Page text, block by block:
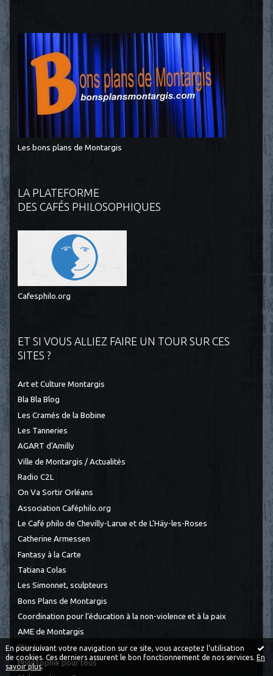
En poursuivant votre navigation sur ce site, vous acceptez l'utilisation
de cookies. Ces derniers assurent le bon fonctionnement de nos services. En
savoir plus.
Les bons plans de Montargis
LA PLATEFORME
DES CAFÉS PHILOSOPHIQUES
Cafesphilo.org
ET SI VOUS ALLIEZ FAIRE UN TOUR SUR CES
SITES ?
Art et Culture Montargis
Bla Bla Blog
Les Cramés de la Bobine
Les Tanneries
AGART d'Amilly
Ville de Montargis / Actualités
Radio C2L
On Va Sortir Orléans
Association Caféphilo.org
Le Café philo de Chevilly-Larue et de L'Häy-les-Roses
Catherine Armessen
Fantasy à la Carte
Tatiana Colas
Les Simonnet, sculpteurs
Bons Plans de Montargis
Coordination pour l’éducation à la non-violence et à la paix
AME de Montargis
Elèv/ation
Philosophie pour tous